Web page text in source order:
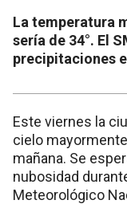
La temperatura
sería de 34°. El
precipitaciones
Este viernes la
cielo
mañana. Se
nubosidad
Meteorológico